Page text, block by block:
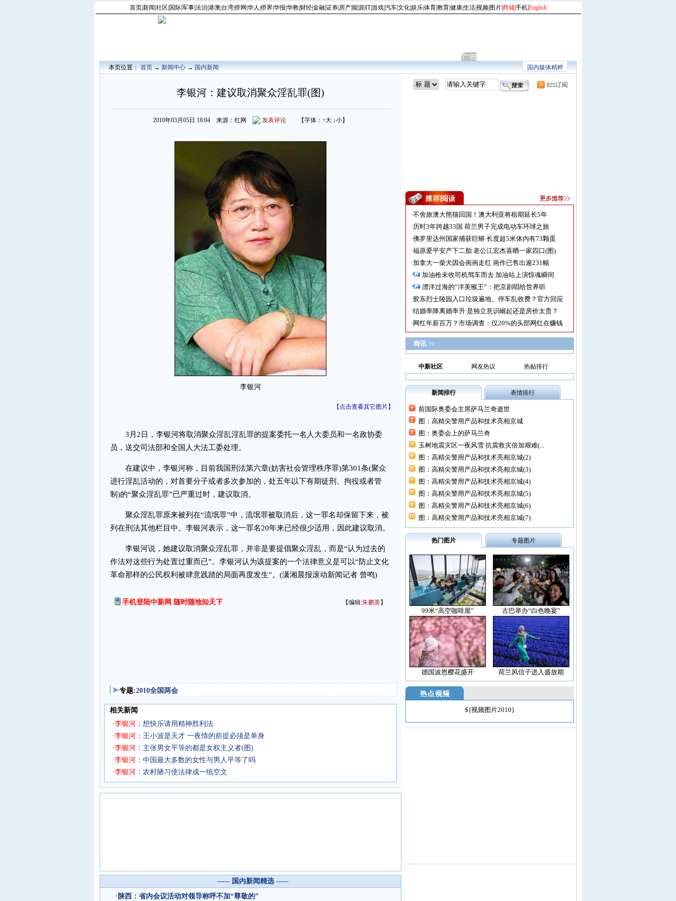
首页|新闻 社区 国际|军事|法治|港澳 台湾|侨网 华人 侨界|华报 华教| 财经|金融|证券| 房产|能源|IT|游戏|汽车|文化|娱乐|体育|教育|健康|生活|视频| 图片|商城|手机|English
本页位置：首页→新闻中心→国内新闻 国内媒体精粹
李银河：建议取消聚众淫乱罪(图)
2010年03月05日 18:04 来源：红网 发表评论 【字体： ↑大 ↓小】
李银河
【点击查看其它图片】
3月2日，李银河将取消聚众淫乱淫乱罪的提案委托一名人大委员和一名政协委
员，送交司法部和全国人大法工委处理。
在建议中，李银河称，目前我国刑法第六章(妨害社会管理秩序罪)第301条(聚众
进行淫乱活动的，对首要分子或者多次参加的，处五年以下有期徒刑、拘役或者管
制)的“聚众淫乱罪”已严重过时，建议取消。
聚众淫乱罪原来被列在“流氓罪”中，流氓罪被取消后，这一罪名却保留下来，被
列在刑法其他栏目中。李银河表示，这一罪名20年来已经很少适用，因此建议取消。
李银河说，她建议取消聚众淫乱罪，并非是要提倡聚众淫乱，而是“认为过去的
作法对这些行为处置过重而已”。李银河认为该提案的一个法律意义是可以“防止文化
革命那样的公民权利被肆意践踏的局面再度发生”。(潇湘晨报滚动新闻记者 曾鸣)
手机登陆中新网 随时随地知天下 【编辑:朱鹏英】
专题:2010全国两会
相关新闻
·李银河 ：想快乐请用精神胜利法
·李银河 ：王小波是天才 一夜情的前提必须是单身
·李银河 ：主张男女平等的都是女权主义者(图)
·李银河 ：中国最大多数的女性与男人平等了吗
·李银河 ：农村陋习使法律成一纸空文
----- 国内新闻精选 -----
· 陕西：省内会议活动对领导称呼不加“尊敬的”
·不舍旅澳大熊猫回国！澳大利亚将租期延长5年
·历时3年跨越33国 荷兰男子完成电动车环球之旅
·佛罗里达州国家捕获巨蟒 长度超5米体内有73颗蛋
·福原爱平安产下二胎 老公江宏杰喜晒一家四口(图)
·加拿大一柴犬因会画画走红 画作已售出逾231幅
·
加油枪未收司机驾车而去 加油站上演惊魂瞬间
·
漂洋过海的“洋美猴王”：把京剧唱给世界听
·胶东烈士陵园入口垃圾遍地、停车乱收费？官方回应
·结婚率降离婚率升 是独立意识崛起还是房价太贵？
· 网红年薪百万？市场调查：仅20%的头部网红在赚钱
商讯 >>
中新社区 网友热议 热贴排行
新闻排行 表情排行
前国际奥委会主席萨马兰奇逝世
图：高精尖警用产品和技术亮相京城
图：奥委会上的萨马兰奇
玉树地震灾区一夜风雪 抗震救灾倍加艰难(...
图：高精尖警用产品和技术亮相京城(2)
图：高精尖警用产品和技术亮相京城(3)
图：高精尖警用产品和技术亮相京城(4)
图：高精尖警用产品和技术亮相京城(5)
图：高精尖警用产品和技术亮相京城(6)
图：高精尖警用产品和技术亮相京城(7)
热门图片 专题图片
99米“高空咖啡屋” 古巴举办“白色晚宴”
德国波恩樱花盛开 荷兰风信子进入盛放期
${视频图片2010}